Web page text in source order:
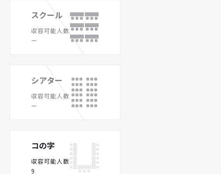
スクール
収容可能人数
ー
シアター
収容可能人数
ー
コの字
収容可能人数
9